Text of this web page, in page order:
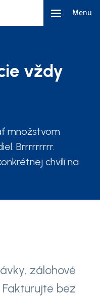
Menu
vždy
množstvom
Brrrrrrrrr.
chvíli na
zálohové
bez